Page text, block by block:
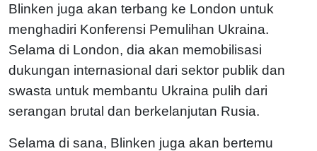
Blinken juga akan terbang ke London untuk
menghadiri Konferensi Pemulihan Ukraina.
Selama di London, dia akan memobilisasi
dukungan internasional dari sektor publik dan
swasta untuk membantu Ukraina pulih dari
serangan brutal dan berkelanjutan Rusia.
Selama di sana, Blinken juga akan bertemu